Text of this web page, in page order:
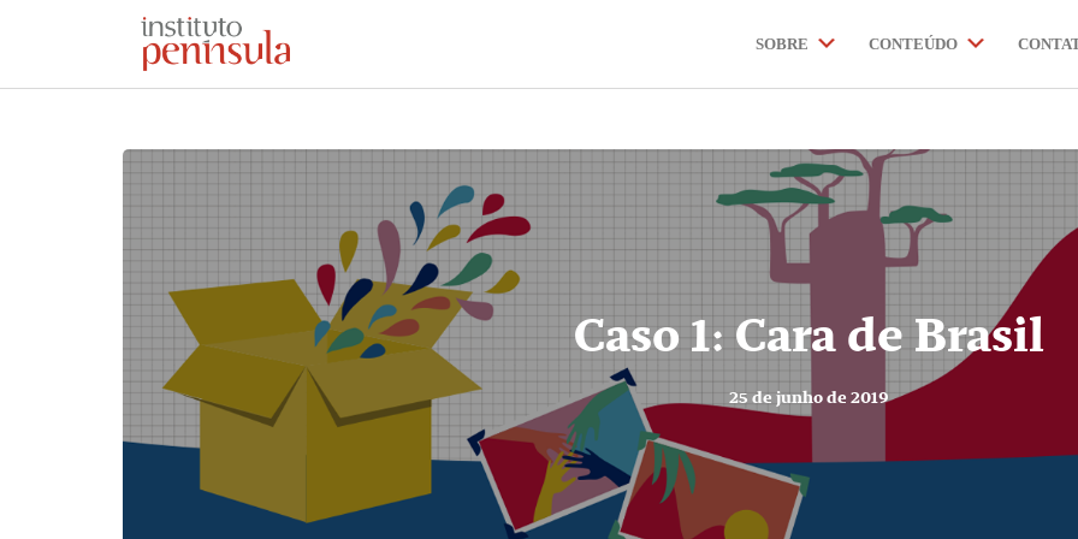
SOBRE CONTEÚDO
INICIATIVAS CONTEÚDO
Caso 1: Cara de Brasil
25 de junho de 2019